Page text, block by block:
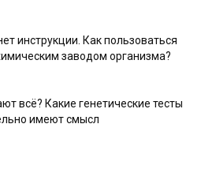
инструкции. Как пользоваться
заводом организма?
всё? Какие генетические тесты
имеют смысл